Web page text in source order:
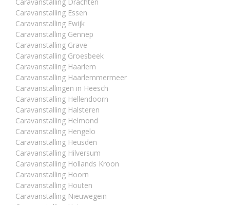
Caravanstalling Essen
Caravanstalling Ewijk
Caravanstalling Gennep
Caravanstalling Grave
Caravanstalling Groesbeek
Caravanstalling Haarlem
Caravanstalling Haarlemmermeer
Caravanstallingen in Heesch
Caravanstalling Hellendoorn
Caravanstalling Halsteren
Caravanstalling Helmond
Caravanstalling Hengelo
Caravanstalling Heusden
Caravanstalling Hilversum
Caravanstalling Hollands Kroon
Caravanstalling Hoorn
Caravanstalling Houten
Caravanstalling Nieuwegein